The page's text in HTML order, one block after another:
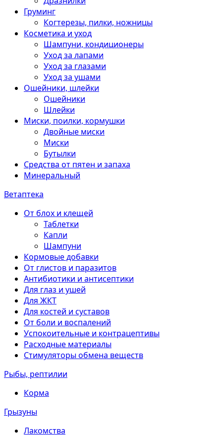
Груминг
Когтерезы, пилки, ножницы
Косметика и уход
Шампуни, кондиционеры
Уход за лапами
Уход за глазами
Уход за ушами
Ошейники, шлейки
Ошейники
Шлейки
Миски, поилки, кормушки
Двойные миски
Миски
Бутылки
Средства от пятен и запаха
Минеральный
Ветаптека
От блох и клещей
Таблетки
Капли
Шампуни
Кормовые добавки
От глистов и паразитов
Антибиотики и антисептики
Для глаз и ушей
Для ЖКТ
Для костей и суставов
От боли и воспалений
Успокоительные и контрацептивы
Расходные материалы
Стимуляторы обмена веществ
Рыбы, рептилии
Корма
Грызуны
Лакомства